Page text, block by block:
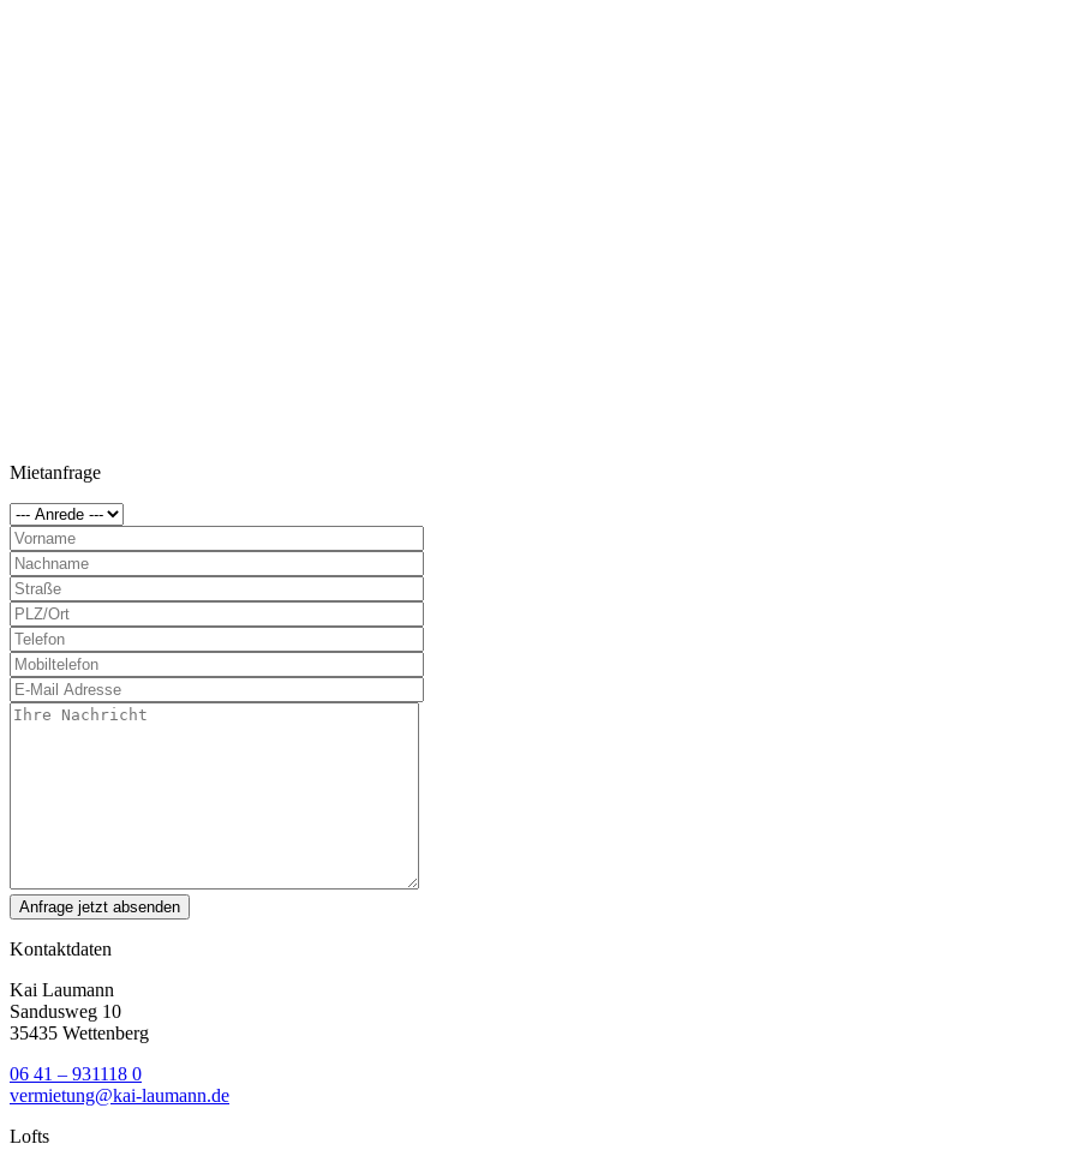
Mietanfrage
Kontaktdaten
Kai Laumann
Sandusweg 10
35435 Wettenberg
06 41 – 931118 0
vermietung@kai-laumann.de
Lofts